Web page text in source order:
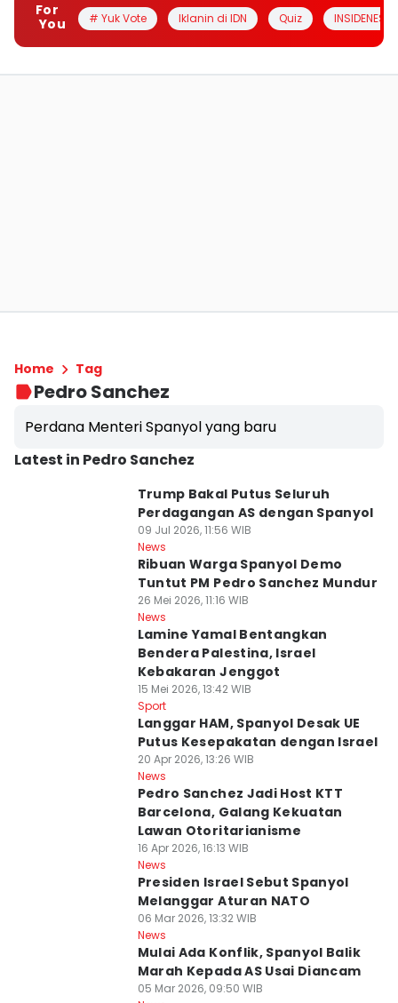
For
You
# Yuk Vote Iklanin di IDN Quiz INSIDENESIA
Home Tag
Pedro Sanchez
Perdana Menteri Spanyol yang baru
Latest in Pedro Sanchez
Trump Bakal Putus Seluruh
Perdagangan AS dengan Spanyol
09 Jul 2026, 11:56 WIB
News
Ribuan Warga Spanyol Demo
Tuntut PM Pedro Sanchez Mundur
26 Mei 2026, 11:16 WIB
News
Lamine Yamal Bentangkan
Bendera Palestina, Israel
Kebakaran Jenggot
15 Mei 2026, 13:42 WIB
Sport
Langgar HAM, Spanyol Desak UE
Putus Kesepakatan dengan Israel
20 Apr 2026, 13:26 WIB
News
Pedro Sanchez Jadi Host KTT
Barcelona, Galang Kekuatan
Lawan Otoritarianisme
16 Apr 2026, 16:13 WIB
News
Presiden Israel Sebut Spanyol
Melanggar Aturan NATO
06 Mar 2026, 13:32 WIB
News
Mulai Ada Konflik, Spanyol Balik
Marah Kepada AS Usai Diancam
05 Mar 2026, 09:50 WIB